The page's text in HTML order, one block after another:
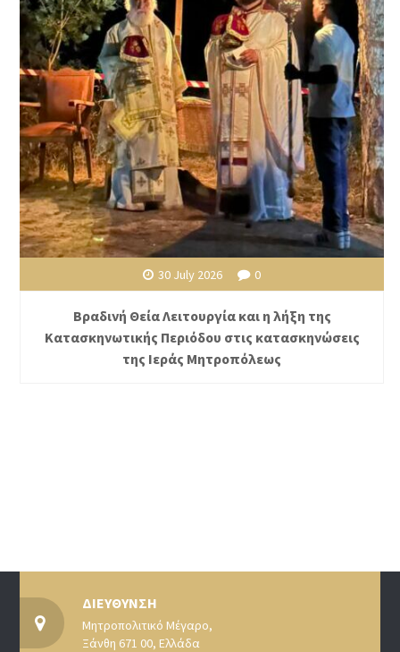
30 July 2026 0
Βραδινή Θεία Λειτουργία και η λήξη της
Κατασκηνωτικής Περιόδου στις κατασκηνώσεις
της Ιεράς Μητροπόλεως
ΔΙΕΥΘΥΝΣΗ
Μητροπολιτικό Μέγαρο,
Ξάνθη 671 00, Ελλάδα